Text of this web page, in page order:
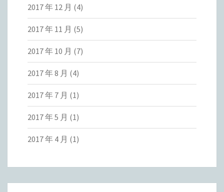
2017 年 12 月 (4)
2017 年 11 月 (5)
2017 年 10 月 (7)
2017 年 8 月 (4)
2017 年 7 月 (1)
2017 年 5 月 (1)
2017 年 4 月 (1)